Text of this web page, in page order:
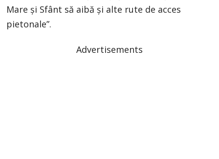
Mare și Sfânt să aibă și alte rute de acces
pietonale”.
Advertisements